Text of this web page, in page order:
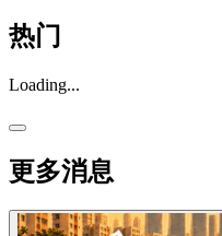
热门
Loading...
更多消息